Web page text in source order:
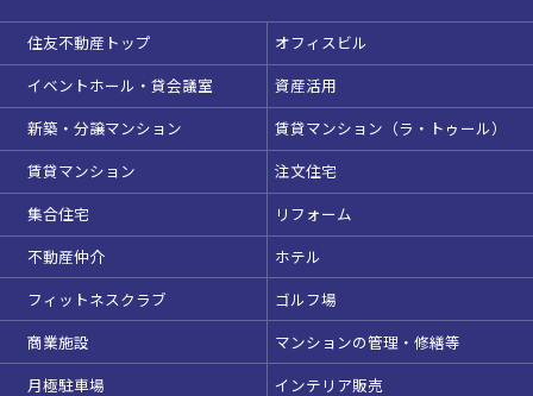
住友不動産トップ
オフィスビル
イベントホール・貸会議室
資産活用
新築・分譲マンション
賃貸マンション（ラ・トゥール）
賃貸マンション
注文住宅
集合住宅
リフォーム
不動産仲介
ホテル
フィットネスクラブ
ゴルフ場
商業施設
マンションの管理・修繕等
月極駐車場
インテリア販売